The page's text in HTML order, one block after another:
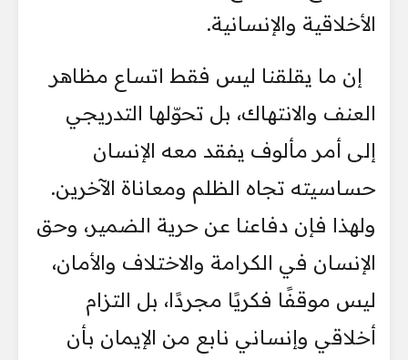
الأخلاقية والإنسانية.
إن ما يقلقنا ليس فقط اتساع مظاهر
العنف والانتهاك، بل تحوّلها التدريجي
إلى أمر مألوف يفقد معه الإنسان
حساسيته تجاه الظلم ومعاناة الآخرين.
ولهذا فإن دفاعنا عن حرية الضمير، وحق
الإنسان في الكرامة والاختلاف والأمان،
ليس موقفًا فكريًا مجردًا، بل التزام
أخلاقي وإنساني نابع من الإيمان بأن